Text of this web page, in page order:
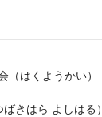
（はくようかい）
きはら よしはる）